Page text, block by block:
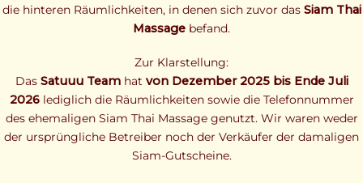
die hinteren Räumlichkeiten, in denen sich zuvor das Siam Thai
Massage befand.
Zur Klarstellung:
Das Satuuu Teamhat von Dezember 2025 bis Ende Juli
2026lediglich die Räumlichkeiten sowie die Telefonnummer
des ehemaligen Siam Thai Massage genutzt. Wir waren weder
der ursprüngliche Betreiber noch der Verkäufer der damaligen
Siam-Gutscheine.